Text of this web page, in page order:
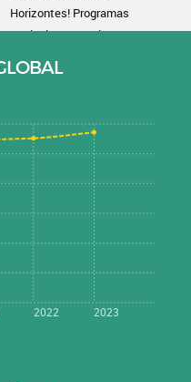
Horizontes! Programas
Exclusivos que Llegan este
2022 2023